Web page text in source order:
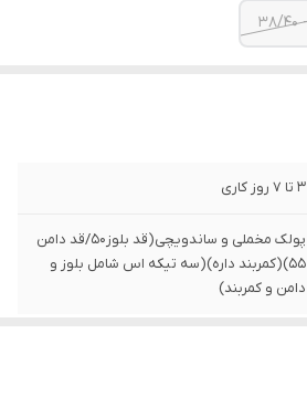
3 تا 7 روز کاری
پولک مخملی و ساندویچی(قد بلوز۵۰/قد دامن
۵۵)(کمربند داره)(سه تیکه اس شامل بلوز و
دامن و کمربند)